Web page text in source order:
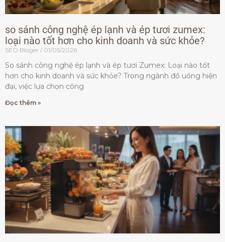
so sánh công nghệ ép lạnh và ép tươi zumex:
loại nào tốt hơn cho kinh doanh và sức khỏe?
SEO Bloger 01/05/2026
So sánh công nghệ ép lạnh và ép tươi Zumex: Loại nào tốt
hơn cho kinh doanh và sức khỏe? Trong ngành đồ uống hiện
đại, việc lựa chọn công
Đọc thêm »